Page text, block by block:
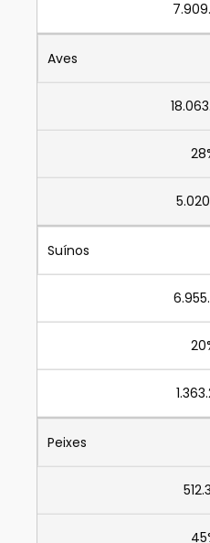
Aves
Suínos
Peixes